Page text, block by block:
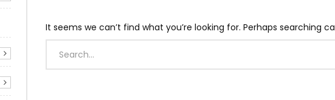
It seems we can’t find what you’re looking for. Perhaps searching